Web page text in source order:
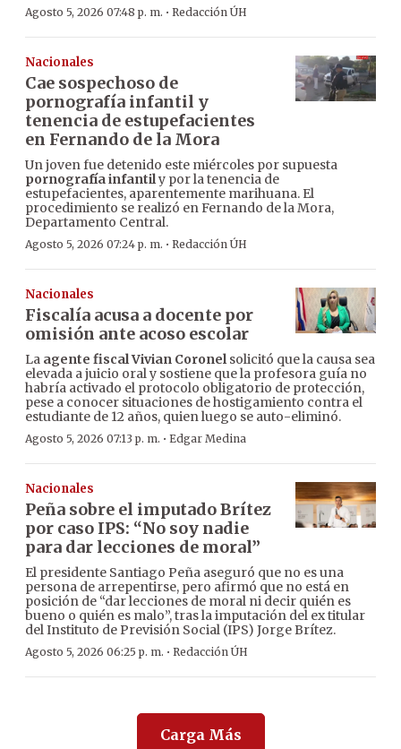
Agosto 5, 2026 07:48 p. m. · Redacción ÚH
Nacionales
Cae sospechoso de
pornografía infantil y
tenencia de estupefacientes
en Fernando de la Mora
Un joven fue detenido este miércoles por supuesta
pornografía infantily por la tenencia de
estupefacientes, aparentemente marihuana. El
procedimiento se realizó en Fernando de la Mora,
Departamento Central.
Agosto 5, 2026 07:24 p. m. · Redacción ÚH
Nacionales
Fiscalía acusa a docente por
omisión ante acoso escolar
La agente fiscal Vivian Coronelsolicitó que la causa sea
elevada a juicio oral y sostiene que la profesora guía no
habría activado el protocolo obligatorio de protección,
pese a conocer situaciones de hostigamiento contra el
estudiante de 12 años, quien luego se auto-eliminó.
Agosto 5, 2026 07:13 p. m. · Edgar Medina
Nacionales
Peña sobre el imputado Brítez
por caso IPS: “No soy nadie
para dar lecciones de moral”
El presidente Santiago Peña aseguró que no es una
persona de arrepentirse, pero afirmó que no está en
posición de “dar lecciones de moral ni decir quién es
bueno o quién es malo”, tras la imputación del ex titular
del Instituto de Previsión Social (IPS) Jorge Brítez.
Agosto 5, 2026 06:25 p. m. · Redacción ÚH
Carga Más